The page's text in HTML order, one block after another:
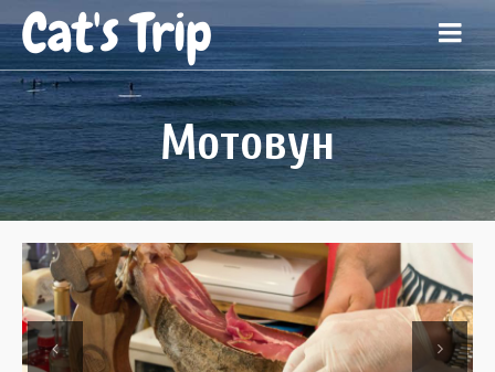
Cat's Trip
Мотовун